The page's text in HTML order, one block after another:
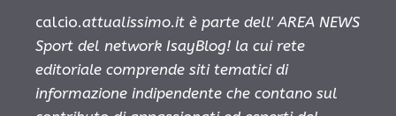
calcio.attualissimo.it è parte dell' AREA NEWS
Sport del network IsayBlog! la cui rete
editoriale comprende siti tematici di
informazione indipendente che contano sul